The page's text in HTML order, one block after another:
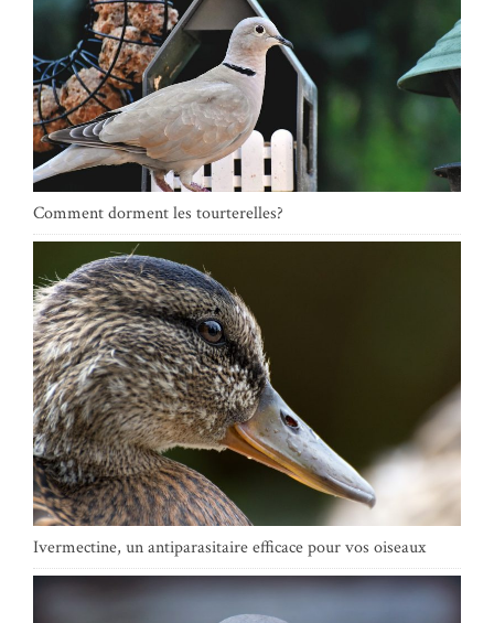
Comment dorment les tourterelles?
Ivermectine, un antiparasitaire efficace pour vos oiseaux